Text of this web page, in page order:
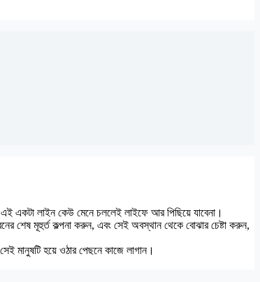
একটা লাইন কেউ মেনে চললেই লাইফে আর পিছিয়ে যাবেনা।
শেষ মূহুর্ত কল্পনা করুন, এবং সেই অবস্থান থেকে বোঝার চেষ্টা করুন,
মানুষটি হয়ে ওঠার পেছনে কাজে লাগান।